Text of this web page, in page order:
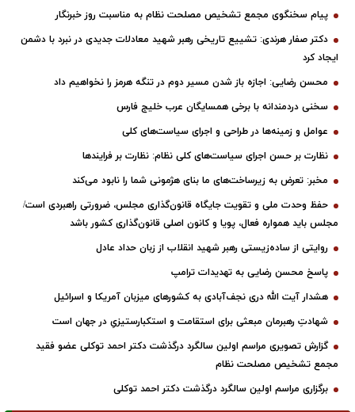
پیام سخنگوی مجمع تشخیص مصلحت نظام به مناسبت روز خبرنگار
دکتر صفار هرندی: تشییع تاریخی رهبر شهید معادلات جدیدی در نبرد با دشمن
ایجاد کرد
محسن رضایی: اجازه باز شدن مسیر دوم در تنگه هرمز را نخواهیم داد
سخنی دردمندانه با برخی همسایگان عرب خلیج فارس
عوامل و زمینه‌ها در طراحی و اجرای سیاست‌های کلی
نظارت بر حسن اجرای سیاست‌های کلی نظام: نظارت بر فرایندها
مخبر: تعرض به زیرساخت‌های ما بنای هژمونی شما را نابود می‌کند
حفظ وحدت ملی و تقویت جایگاه قانون‌گذاری مجلس، ضرورتی راهبردی است/
مجلس باید همواره فعال، پویا و کانون اصلی قانون‌گذاری کشور باشد
روایتی از ساده‌زیستی رهبر شهید انقلاب از زبان حداد عادل
پاسخ محسن رضایی به تهدیدات ترامپ
هشدار آیت الله دری نجف‌آبادی به کشورهای میزبان آمریکا و اسرائیل
شهادتِ رهبرمان مبعثی برای استقامت و استکبارستیزیِ در جهان است
گزارش تصویری مراسم اولین سالگرد درگذشت دکتر احمد توکلی عضو فقید
مجمع تشخیص مصلحت نظام
برگزاری مراسم اولین سالگرد درگذشت دکتر احمد توکلی